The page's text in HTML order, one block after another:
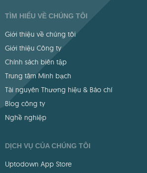
TÌM HIỂU VỀ CHÚNG TÔI
Giới thiệu về chúng tôi
Giới thiệu Công ty
Chính sách biên tập
Trung tâm Minh bạch
Tài nguyên Thương hiệu & Báo chí
Blog công ty
Nghề nghiệp
DỊCH VỤ CỦA CHÚNG TÔI
Uptodown App Store